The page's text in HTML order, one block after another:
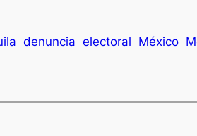
denuncia electoral México